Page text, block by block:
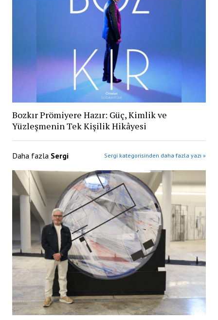
Bozkır Prömiyere Hazır: Güç, Kimlik ve
Yüzleşmenin Tek Kişilik Hikâyesi
Daha fazla Sergi Sergi kategorisinden daha fazla yazı »